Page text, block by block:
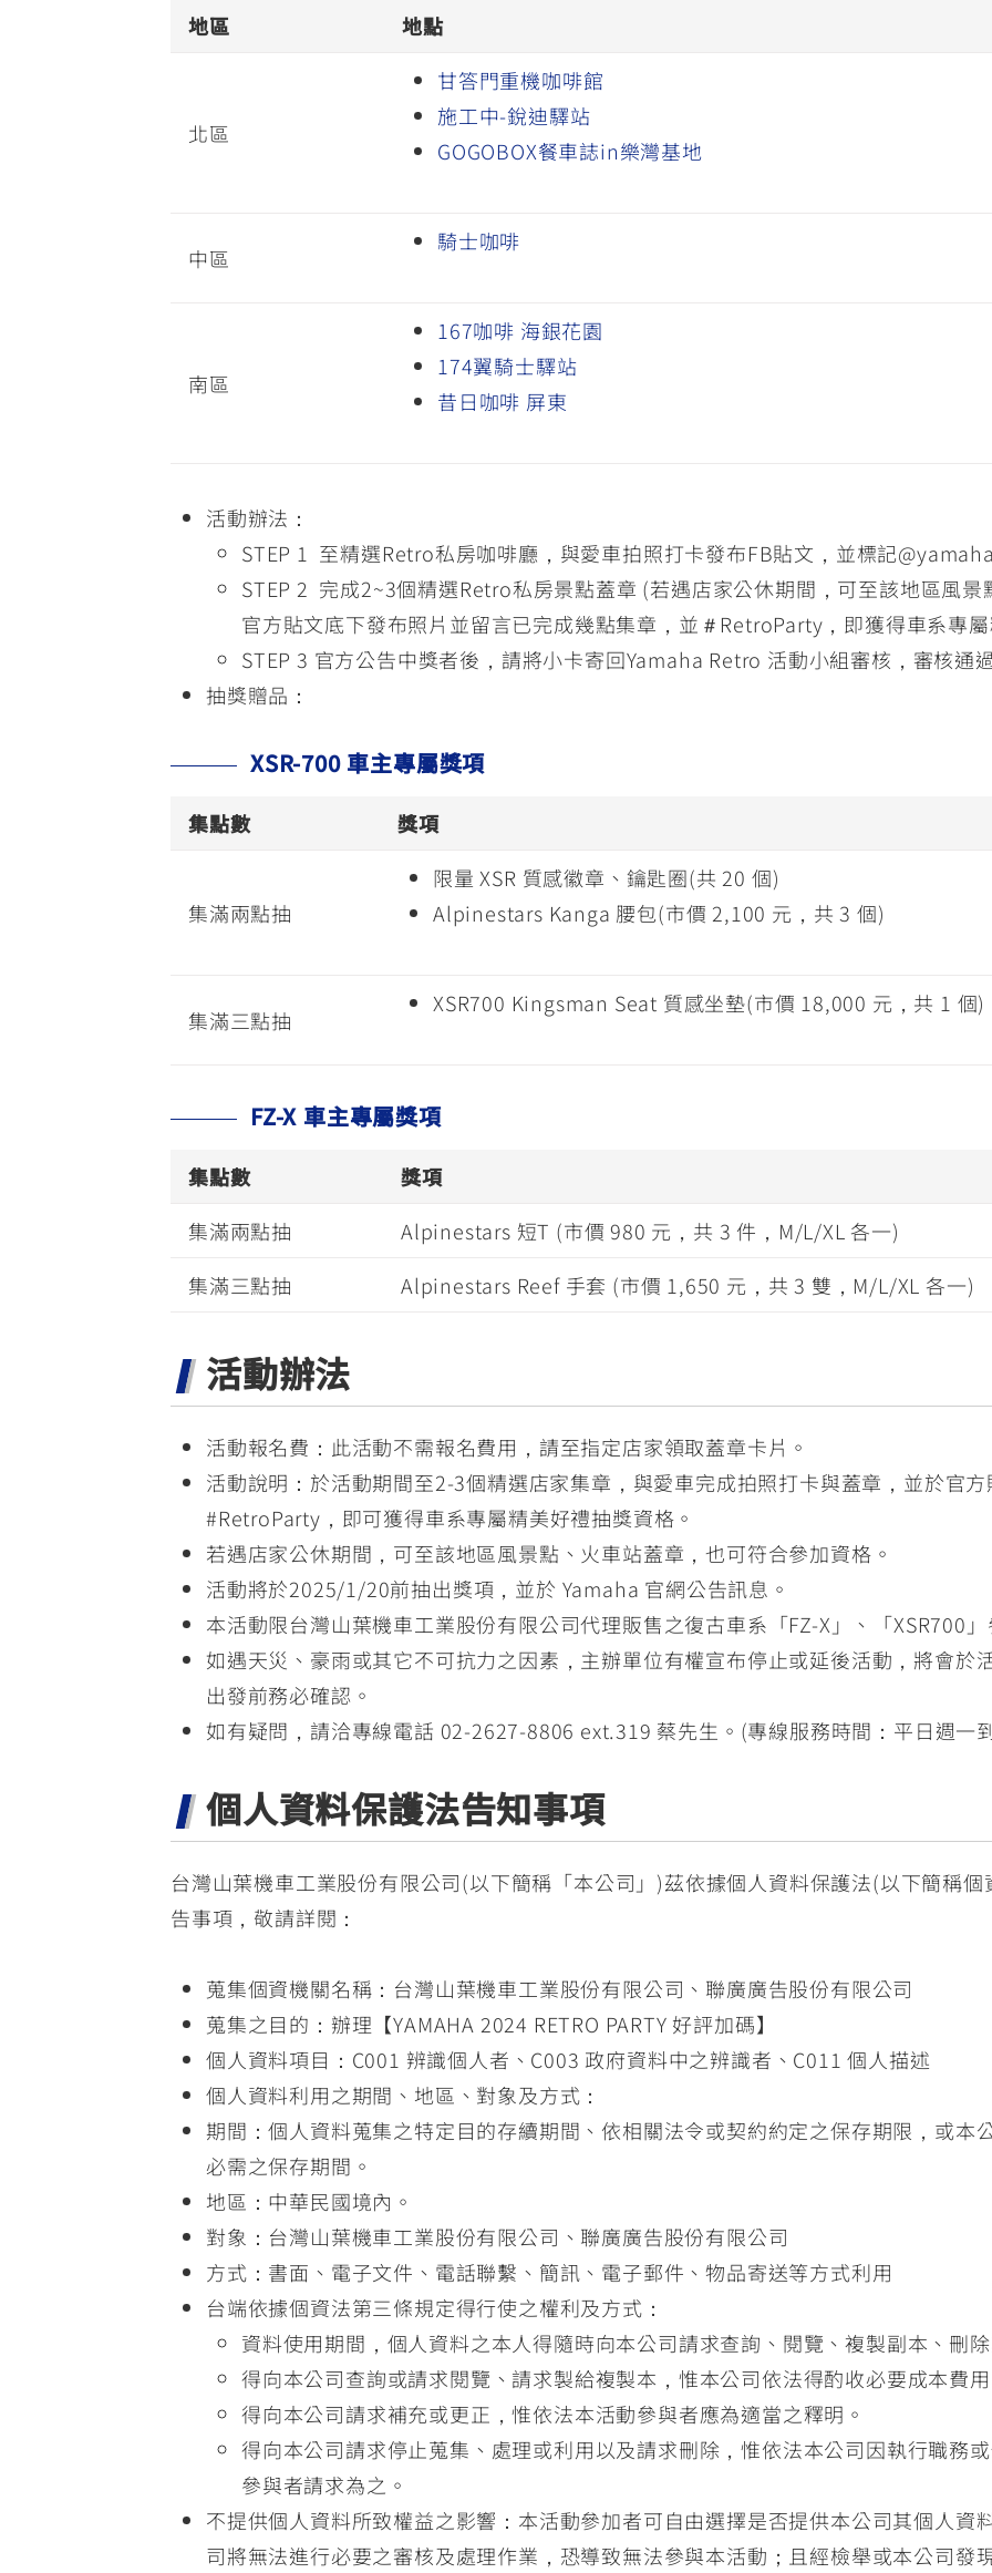
地區 地點
北區
甘答門重機咖啡館
施工中-銳迪驛站
GOGOBOX餐車誌in樂灣基地
中區
騎士咖啡
南區
167咖啡 海銀花園
174翼騎士驛站
昔日咖啡 屏東
活動辦法：
STEP 1 至精選Retro私房咖啡廳，與愛車拍照打卡發布FB貼文，並標記
STEP 2 完成2~3個精選Retro私房景點蓋章 (若遇店家公休期間，可至該地區風
官方貼文底下發布照片並留言已完成幾點集章，並＃RetroParty，即獲得車系專
STEP 3 官方公告中獎者後，請將小卡寄回Yamaha Retro 活動小組審核，審核通
抽獎贈品：
XSR-700 車主專屬獎項
集點數 獎項
集滿兩點抽
限量 XSR 質感徽章、鑰匙圈(共 20 個)
Alpinestars Kanga 腰包(市價 2,100 元，共 3 個)
集滿三點抽
XSR700 Kingsman Seat 質感坐墊(市價 18,000 元，共 1 個)
FZ-X 車主專屬獎項
集點數
獎項
集滿兩點抽
Alpinestars 短T (市價 980 元，共 3 件，M/L/XL 各一)
集滿三點抽
Alpinestars Reef 手套 (市價 1,650 元，共 3 雙，M/L/XL 各一)
活動辦法
活動報名費：此活動不需報名費用，請至指定店家領取蓋章卡片。
活動說明：於活動期間至2-3個精選店家集章，與愛車完成拍照打卡與蓋章，並於官
#RetroParty，即可獲得車系專屬精美好禮抽獎資格。
若遇店家公休期間，可至該地區風景點、火車站蓋章，也可符合參加資格。
活動將於2025/1/20前抽出獎項，並於 Yamaha 官網公告訊息。
本活動限台灣山葉機車工業股份有限公司代理販售之復古車系「FZ-X」、「XSR700」
如遇天災、豪雨或其它不可抗力之因素，主辦單位有權宣布停止或延後活動，將會於
出發前務必確認。
如有疑問，請洽專線電話 02-2627-8806 ext.319 蔡先生。(專線服務時間：平日週
個人資料保護法告知事項
台灣山葉機車工業股份有限公司(以下簡稱「本公司」)茲依據個人資料保護法(以下簡稱
告事項，敬請詳閱：
蒐集個資機關名稱：台灣山葉機車工業股份有限公司、聯廣廣告股份有限公司
蒐集之目的：辦理【YAMAHA 2024 RETRO PARTY 好評加碼】
個人資料項目：C001 辨識個人者、C003 政府資料中之辨識者、C011 個人描述
個人資料利用之期間、地區、對象及方式：
期間：個人資料蒐集之特定目的存續期間、依相關法令或契約約定之保存期限，或本
必需之保存期間。
地區：中華民國境內。
對象：台灣山葉機車工業股份有限公司、聯廣廣告股份有限公司
方式：書面、電子文件、電話聯繫、簡訊、電子郵件、物品寄送等方式利用
台端依據個資法第三條規定得行使之權利及方式：
資料使用期間，個人資料之本人得隨時向本公司請求查詢、閱覽、複製副本、刪
得向本公司查詢或請求閱覽、請求製給複製本，惟本公司依法得酌收必要成本費用
得向本公司請求補充或更正，惟依法本活動參與者應為適當之釋明。
得向本公司請求停止蒐集、處理或利用以及請求刪除，惟依法本公司因執行職務
參與者請求為之。
不提供個人資料所致權益之影響：本活動參加者可自由選擇是否提供本公司其個人資
司將無法進行必要之審核及處理作業，恐導致無法參與本活動；且經檢舉或本公司發